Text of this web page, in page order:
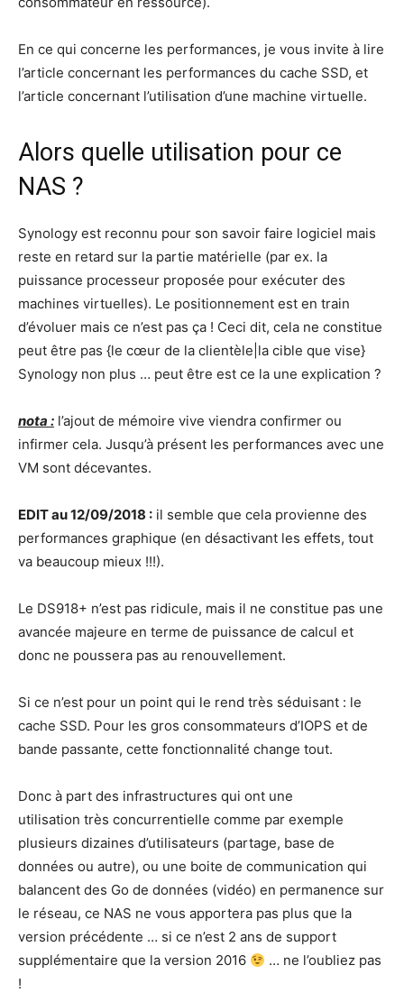
En ce qui concerne les performances, je vous invite à lire
l’article concernant les performances du cache SSD, et
l’article concernant l’utilisation d’une machine virtuelle.
Alors quelle utilisation pour ce
NAS ?
Synology est reconnu pour son savoir faire logiciel mais
reste en retard sur la partie matérielle (par ex. la
puissance processeur proposée pour exécuter des
machines virtuelles). Le positionnement est en train
d’évoluer mais ce n’est pas ça ! Ceci dit, cela ne constitue
peut être pas {le cœur de la clientèle|la cible que vise}
Synology non plus … peut être est ce la une explication ?
nota : l’ajout de mémoire vive viendra confirmer ou
infirmer cela. Jusqu’à présent les performances avec une
VM sont décevantes.
EDIT au 12/09/2018 : il semble que cela provienne des
performances graphique (en désactivant les effets, tout
va beaucoup mieux !!!).
Le DS918+ n’est pas ridicule, mais il ne constitue pas une
avancée majeure en terme de puissance de calcul et
donc ne poussera pas au renouvellement.
Si ce n’est pour un point qui le rend très séduisant : le
cache SSD. Pour les gros consommateurs d’IOPS et de
bande passante, cette fonctionnalité change tout.
Donc à part des infrastructures qui ont une
utilisation très concurrentielle comme par exemple
plusieurs dizaines d’utilisateurs (partage, base de
données ou autre), ou une boite de communication qui
balancent des Go de données (vidéo) en permanence sur
le réseau, ce NAS ne vous apportera pas plus que la
version précédente … si ce n’est 2 ans de support
supplémentaire que la version 2016
… ne l’oubliez pas
!